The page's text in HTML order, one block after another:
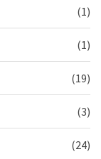
(1)
(1)
(19)
(3)
(24)